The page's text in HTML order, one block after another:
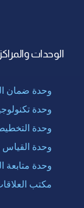
الوحدات والمراكز
وحدة ضمان
وحدة
وحدة
وحدة القياس
وحدة متابعة
مكتب